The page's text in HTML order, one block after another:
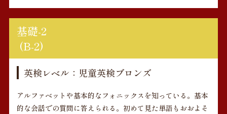
基礎-2
(B-2)
英検レベル：児童英検ブロンズ
アルファベットや基本的なフォニックスを知っている。基本
的な会話での質問に答えられる。初めて見た単語もおおよそ